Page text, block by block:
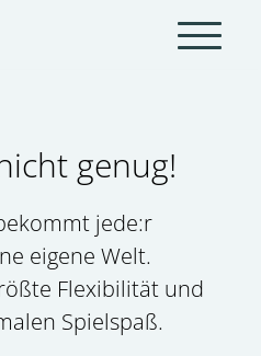
genug!
jede:r
eigene Welt.
Flexibilität und
Spielspaß.